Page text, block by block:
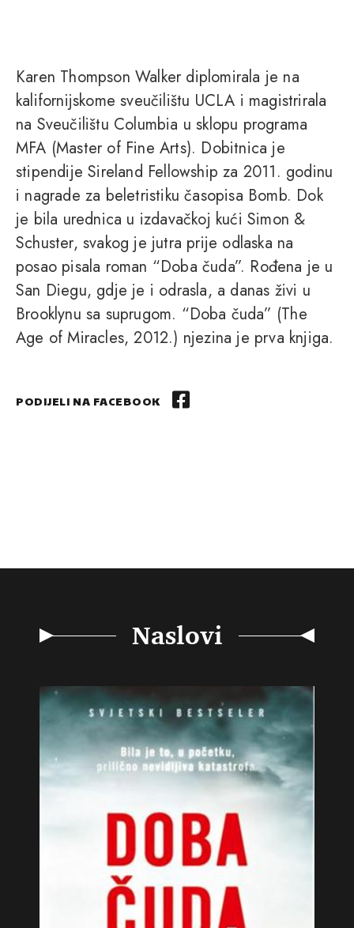
Karen Thompson Walker diplomirala je na
kalifornijskome sveučilištu UCLA i magistrirala
na Sveučilištu Columbia u sklopu programa
MFA (Master of Fine Arts). Dobitnica je
stipendije Sireland Fellowship za 2011. godinu
i nagrade za beletristiku časopisa Bomb. Dok
je bila urednica u izdavačkoj kući Simon &
Schuster, svakog je jutra prije odlaska na
posao pisala roman “Doba čuda”. Rođena je u
San Diegu, gdje je i odrasla, a danas živi u
Brooklynu sa suprugom. “Doba čuda” (The
Age of Miracles, 2012.) njezina je prva knjiga.
PODIJELI NA FACEBOOK
Naslovi